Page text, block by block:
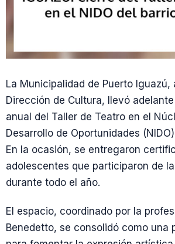
La Municipalidad de Puerto Iguazú,
Dirección de Cultura, llevó
anual del Taller de Teatro en el
Desarrollo de Oportunidades
En la ocasión, se entregaron
adolescentes que participaron de
durante todo el año.
El espacio, coordinado por la
Benedetto, se consolidó como una